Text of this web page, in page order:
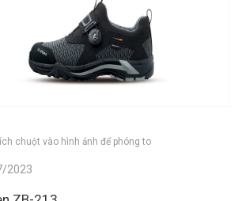
chuột vào hình ảnh để phóng to
2023